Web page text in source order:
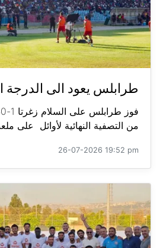
طرابلس يعود الى الدرجة
من التصفية النهائية لأوائل على
26-07-2026 19:52 pm